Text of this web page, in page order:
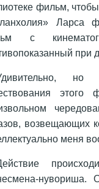
фильм,
Ларса
с
при
но
этого
возвещающих
меня